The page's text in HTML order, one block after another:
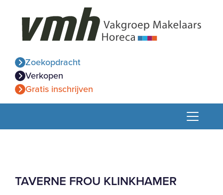
Zoekopdracht
Verkopen
Gratis inschrijven
TAVERNE FROU KLINKHAMER